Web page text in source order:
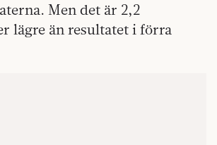
Men det är 2,2
lägre än resultatet i förra